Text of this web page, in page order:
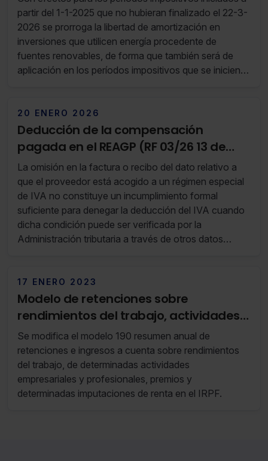
renovables
partir del 1-1-2025 que no hubieran finalizado el 22-3-
2026 se prorroga la libertad de amortización en
inversiones que utilicen energía procedente de
fuentes renovables, de forma que también será de
aplicación en los períodos impositivos que se inicien o
acogerse a la libertad de amortización, se produzca
en 2025 y 2026 respectivamente.
20 ENERO 2026
Deducción de la compensación
pagada en el REAGP (RF 03/26 13 de
Enero de 2026 al 19 de Enero de 2026)
La omisión en la factura o recibo del dato relativo a
que el proveedor está acogido a un régimen especial
de IVA no constituye un incumplimiento formal
suficiente para denegar la deducción del IVA cuando
dicha condición puede ser verificada por la
Administración tributaria a través de otros datos
perfectamente identificado.
17 ENERO 2023
Modelo de retenciones sobre
rendimientos del trabajo, actividades,
premios e imputaciones de renta en el
IRPF (RF 02/23 10 de Enero de 2023 al 16
de Enero de 2023)
Se modifica el modelo 190 resumen anual de
retenciones e ingresos a cuenta sobre rendimientos
del trabajo, de determinadas actividades
empresariales y profesionales, premios y
determinadas imputaciones de renta en el IRPF.